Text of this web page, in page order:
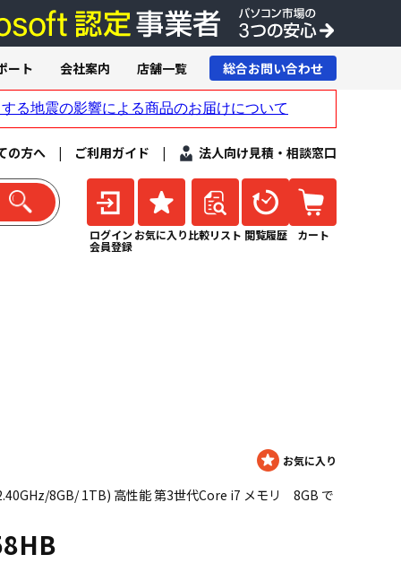
の方へ | ご利用ガイド | 法人向け見積・相談窓口
ログイン
会員登録
お気に入り 比較リスト 閲覧履歴 カート
ート 会社案内 店舗一覧 総合お問い合わせ
8GB/ 1TB) 高性能 第3世代Core i7 メモリ 8GB で